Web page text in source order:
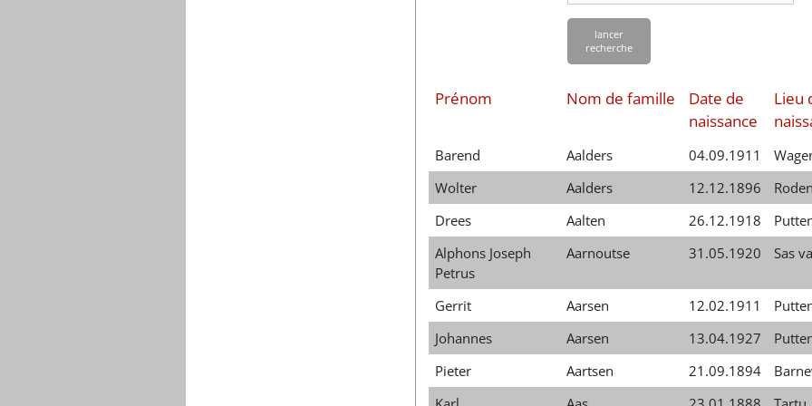
lancer
recherche
Prénom Nom de famille
Date de
naissance
Lieu
Barend Aalders 04.09.1911
Wolter
Aalders 12.12.1896 Roden
Drees
Aalten 26.12.1918
Alphons Joseph
Petrus
Aarnoutse 31.05.1920 Sas
Gerrit Aarsen 12.02.1911
Johannes
Aarsen 13.04.1927
Pieter
Aartsen 21.09.1894